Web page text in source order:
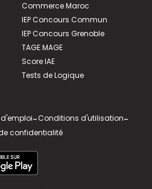
Commerce Maroc
IEP Concours Commun
IEP Concours Grenoble
TAGE MAGE
Score IAE
Tests de Logique
-Conditions d'utilisation-
confidentialité